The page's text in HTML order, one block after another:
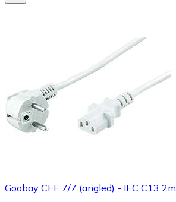
Goobay CEE 7/7 (angled) - IEC C13 2m